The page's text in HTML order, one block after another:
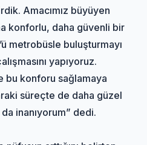
Amacımız büyüyen
konforlu, daha güvenli bir
metrobüsle buluşturmayı
yapıyoruz.
bu konforu sağlamaya
süreçte de daha güzel
inanıyorum” dedi.